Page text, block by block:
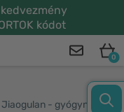
kedvezmény
kódot
0
Jiaogulan - gyógynövény